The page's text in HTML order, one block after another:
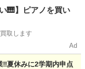
🎹】ピアノを買い
取します
Ad
‼️夏休みに2学期内申点